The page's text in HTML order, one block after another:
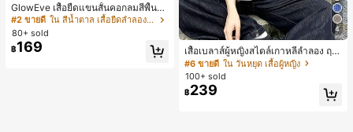
GlowEve เสื้อยืดแขนสั้นคอกลมสีพื้นลำ
ลองอเนกประสงค์สำหรับผู้หญิง
#2 ขายดี
ใน สีน้ำตาล เสื้อยืดลำลองพื้นฐาน
80+ sold
฿169
4
เสื้อเบลาส์ผู้หญิงสไตล์เกาหลีลำลอง ฤดู
ใบไม้ผลิ/ฤดูร้อนใหม่ ชายระบาย ชิคแล
ะหรูหรา
#6 ขายดี ใน วันหยุด เสื้อผู้หญิง
100+ sold
฿239